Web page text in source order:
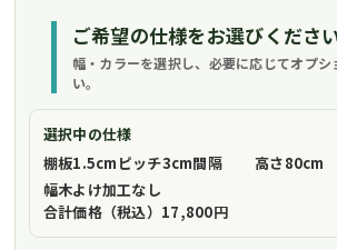
ご希望の仕様をお選びください
幅・カラーを選択し、必要に応じてオプシ
い。
選択中の仕様
棚板1.5cmピッチ3cm間隔 高さ80cm
幅木よけ加工なし
合計価格（税込） 17,800円